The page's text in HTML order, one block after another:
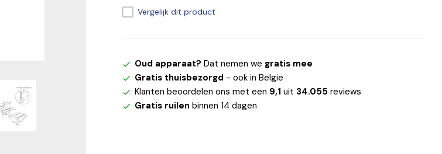
Vergelijk dit product
Oud apparaat? Dat nemen we gratis mee
Gratis thuisbezorgd - ook in België
Klanten beoordelen ons met een 9,1 uit 34.055 reviews
Gratis ruilen binnen 14 dagen